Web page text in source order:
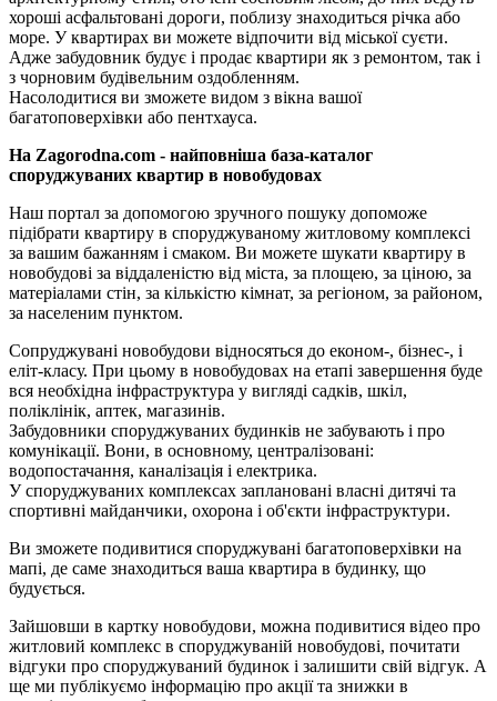
хороші асфальтовані дороги, поблизу знаходиться річка або
море. У квартирах ви можете відпочити від міської суєти.
Адже забудовник будує і продає квартири як з ремонтом, так і
з чорновим будівельним оздобленням.
Насолодитися ви зможете видом з вікна вашої
багатоповерхівки або пентхауса.
На Zagorodna.com - найповніша база-каталог
споруджуваних квартир в новобудовах
Наш портал за допомогою зручного пошуку допоможе
підібрати квартиру в споруджуваному житловому комплексі
за вашим бажанням і смаком. Ви можете шукати квартиру в
новобудові за віддаленістю від міста, за площею, за ціною, за
матеріалами стін, за кількістю кімнат, за регіоном, за районом,
за населеним пунктом.
Сопруджувані новобудови відносяться до економ-, бізнес-, і
еліт-класу. При цьому в новобудовах на етапі завершення буде
вся необхідна інфраструктура у вигляді садків, шкіл,
поліклінік, аптек, магазинів.
Забудовники споруджуваних будинків не забувають і про
комунікації. Вони, в основному, централізовані:
водопостачання, каналізація і електрика.
У споруджуваних комплексах заплановані власні дитячі та
спортивні майданчики, охорона і об'єкти інфраструктури.
Ви зможете подивитися споруджувані багатоповерхівки на
мапі, де саме знаходиться ваша квартира в будинку, що
будується.
Зайшовши в картку новобудови, можна подивитися відео про
житловий комплекс в споруджуваній новобудові, почитати
відгуки про споруджуваний будинок і залишити свій відгук. А
ще ми публікуємо інформацію про акції та знижки в